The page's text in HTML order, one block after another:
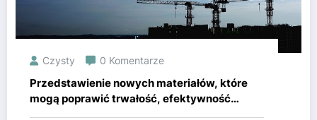
Czysty 0 Komentarze
Przedstawienie nowych materiałów, które
mogą poprawić trwałość, efektywność